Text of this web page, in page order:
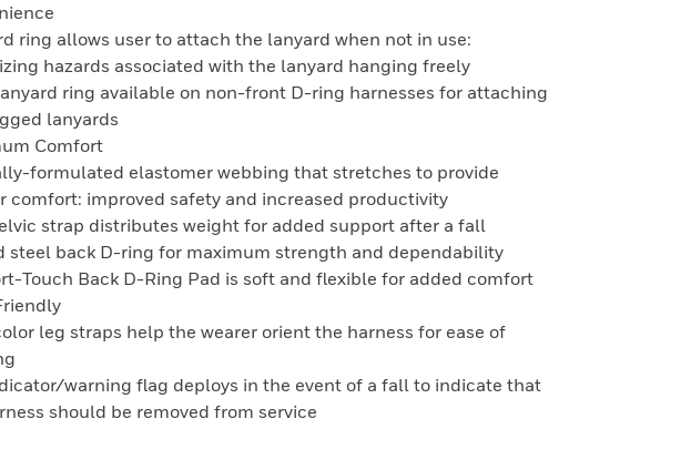
ring allows user to attach the lanyard when not in use:
hazards associated with the lanyard hanging freely
ring available on non-front D-ring harnesses for attaching
lanyards
Comfort
formulated elastomer webbing that stretches to provide
comfort: improved safety and increased productivity
strap distributes weight for added support after a fall
steel back D-ring for maximum strength and dependability
Touch Back D-Ring Pad is soft and flexible for added comfort
leg straps help the wearer orient the harness for ease of
warning flag deploys in the event of a fall to indicate that
should be removed from service